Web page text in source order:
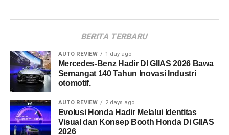
BERITA TERBARU
AUTO REVIEW 1 day ago
Mercedes-Benz Hadir DI GIIAS 2026 Bawa
Semangat 140 Tahun Inovasi Industri
otomotif.
AUTO REVIEW 2 days ago
Evolusi Honda Hadir Melalui Identitas
Visual dan Konsep Booth Honda Di GIIAS
2026